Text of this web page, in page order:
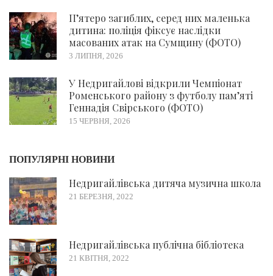
П’ятеро загиблих, серед них маленька
дитина: поліція фіксує наслідки
масованих атак на Сумщину (ФОТО)
3 ЛИПНЯ, 2026
У Недригайлові відкрили Чемпіонат
Роменського району з футболу пам’яті
Геннадія Свірського (ФОТО)
15 ЧЕРВНЯ, 2026
ПОПУЛЯРНІ НОВИНИ
Недригайлівська дитяча музична школа
21 БЕРЕЗНЯ, 2022
Недригайлівська публічна бібліотека
21 КВІТНЯ, 2022